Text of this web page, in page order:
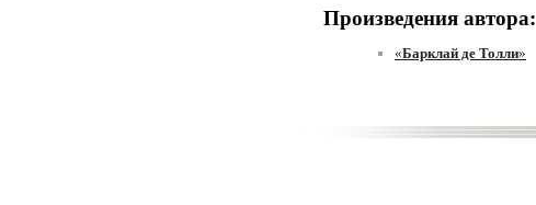
Произведения автора:
«Барклай де Толли»